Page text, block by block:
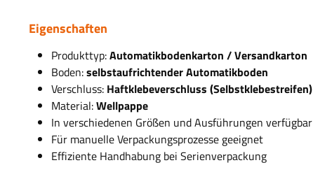
Eigenschaften
Produkttyp:Automatikbodenkarton / Versandkarton
Boden:selbstaufrichtender Automatikboden
Verschluss: Haftklebeverschluss (Selbstklebestreifen)
Material:Wellpappe
In verschiedenen Größen und Ausführungen verfügbar
Für manuelle Verpackungsprozesse geeignet
Effiziente Handhabung bei Serienverpackung